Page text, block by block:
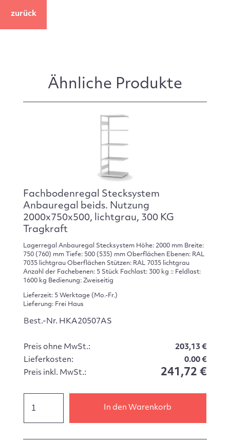
zurück
Ähnliche Produkte
Fachbodenregal Stecksystem
Anbauregal beids. Nutzung
2000x750x500, lichtgrau, 300 KG
Tragkraft
Lagerregal Anbauregal Stecksystem Höhe: 2000 mm Breite:
750 (760) mm Tiefe: 500 (535) mm Oberflächen Ebenen: RAL
7035 lichtgrau Oberflächen Stützen: RAL 7035 lichtgrau
Anzahl der Fachebenen: 5 Stück Fachlast: 300 kg :: Feldlast:
1600 kg Bedienung: Zweiseitig
Lieferzeit: 5 Werktage (Mo.-Fr.)
Lieferung: Frei Haus
Best.-Nr. HKA20507AS
Preis ohne MwSt.:
203,13 €
Lieferkosten:
0.00 €
Preis inkl. MwSt.:
241,72 €
In den Warenkorb